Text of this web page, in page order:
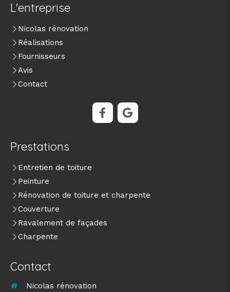
L'entreprise
Nicolas rénovation
Réalisations
Fournisseurs
Avis
Contact
Prestations
Entretien de toiture
Peinture
Rénovation de toiture et charpente
Couverture
Ravalement de façades
Charpente
Contact
Nicolas rénovation